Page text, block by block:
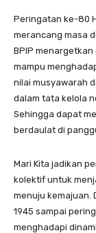
Peringatan ke-80
merancang masa
BPIP
mampu
nilai musyawarah
dalam tata kelola
Sehingga dapat
berdaulat di
Mari Kita jadikan
kolektif untuk
menuju kemajuan.
1945 sampai
menghadapi